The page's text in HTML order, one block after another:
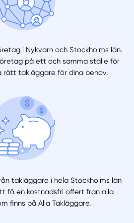
i Nykvarn och Stockholms län.
på ett och samma ställe för
takläggare för dina behov.
takläggare i hela Stockholms län
få en kostnadsfri offert från alla
finns på Alla Takläggare.